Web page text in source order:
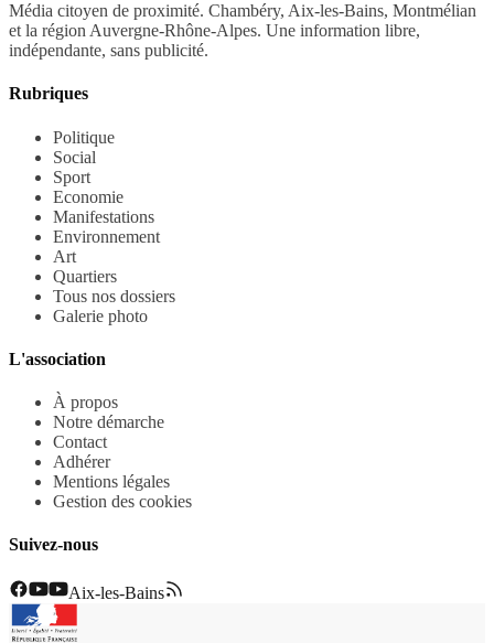
Média citoyen de proximité. Chambéry, Aix-les-Bains, Montmélian
et la région Auvergne-Rhône-Alpes. Une information libre,
indépendante, sans publicité.
Rubriques
Politique
Social
Sport
Economie
Manifestations
Environnement
Art
Quartiers
Tous nos dossiers
Galerie photo
L'association
À propos
Notre démarche
Contact
Adhérer
Mentions légales
Gestion des cookies
Suivez-nous
Aix-les-Bains